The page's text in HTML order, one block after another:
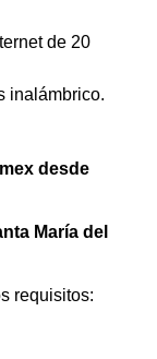
de 20
inalámbrico.
desde
María del
requisitos: